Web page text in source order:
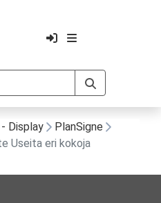
Display
PlanSigne
Useita eri kokoja